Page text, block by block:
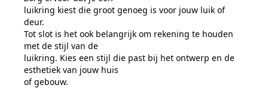
luikring kiest die groot genoeg is voor jouw luik of
deur.
Tot slot is het ook belangrijk om rekening te houden
met de stijl van de
luikring. Kies een stijl die past bij het ontwerp en de
esthetiek van jouw huis
of gebouw.